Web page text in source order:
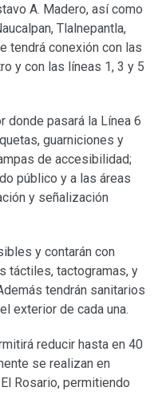
A. Madero, así como
Tlalnepantla,
tendrá conexión con las
y con las líneas 1, 3 y 5
donde pasará la Línea 6
guarniciones y
de accesibilidad;
público y a las áreas
y señalización
y contarán con
táctiles, tactogramas, y
tendrán sanitarios
exterior de cada una.
reducir hasta en 40
se realizan en
Rosario, permitiendo